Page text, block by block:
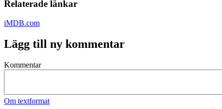
Relaterade länkar
iMDB.com
Lägg till ny kommentar
Kommentar
Om textformat